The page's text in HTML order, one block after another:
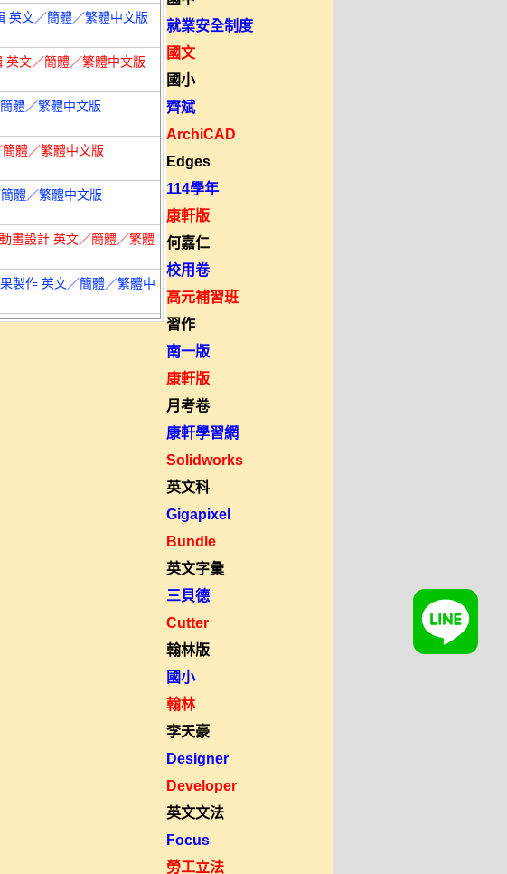
英文／簡體／繁體中文版
文／簡體／繁體中文版
體／繁體中文版
體／繁體中文版
體／繁體中文版
畫設計 英文／簡體／繁體
製作 英文／簡體／繁體中
就業安全制度
國文
國小
齊斌
ArchiCAD
Edges
114學年
康軒版
何嘉仁
校用卷
高元補習班
習作
南一版
康軒版
月考卷
康軒學習網
Solidworks
英文科
Gigapixel
Bundle
英文字彙
三貝德
Cutter
翰林版
國小
翰林
李天豪
Designer
Developer
英文文法
Focus
勞工立法